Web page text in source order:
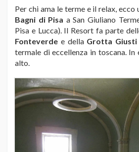
Per chi ama le terme e il relax,
Bagni di Pisa a San Giuliano
Pisa e Lucca). Il Resort fa parte
Fonteverde e della Grotta Giusti
termale di eccellenza in toscana.
alto.